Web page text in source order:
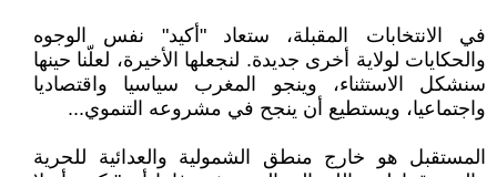
في الانتخابات المقبلة، ستعاد "أكيد" نفس الوجوه
والحكايات لولاية أخرى جديدة. لنجعلها الأخيرة، لعلّنا حينها
سنشكل الاستثناء، وينجو المغرب سياسيا واقتصاديا
واجتماعيا، ويستطيع أن ينجح في مشروعه التنموي...
المستقبل هو خارج منطق الشمولية والعدائية للحرية